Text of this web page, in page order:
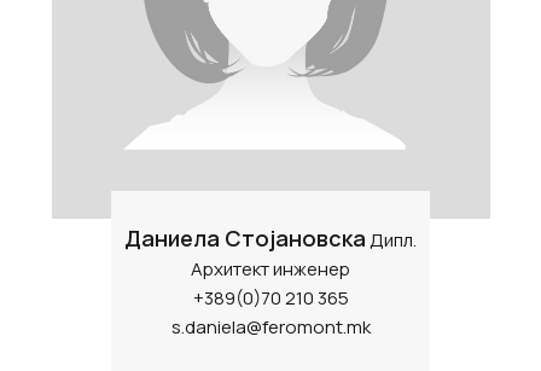
Даниела СтојановскаДипл.
Архитект инженер
+389(0)70 210 365
s.daniela@feromont.mk